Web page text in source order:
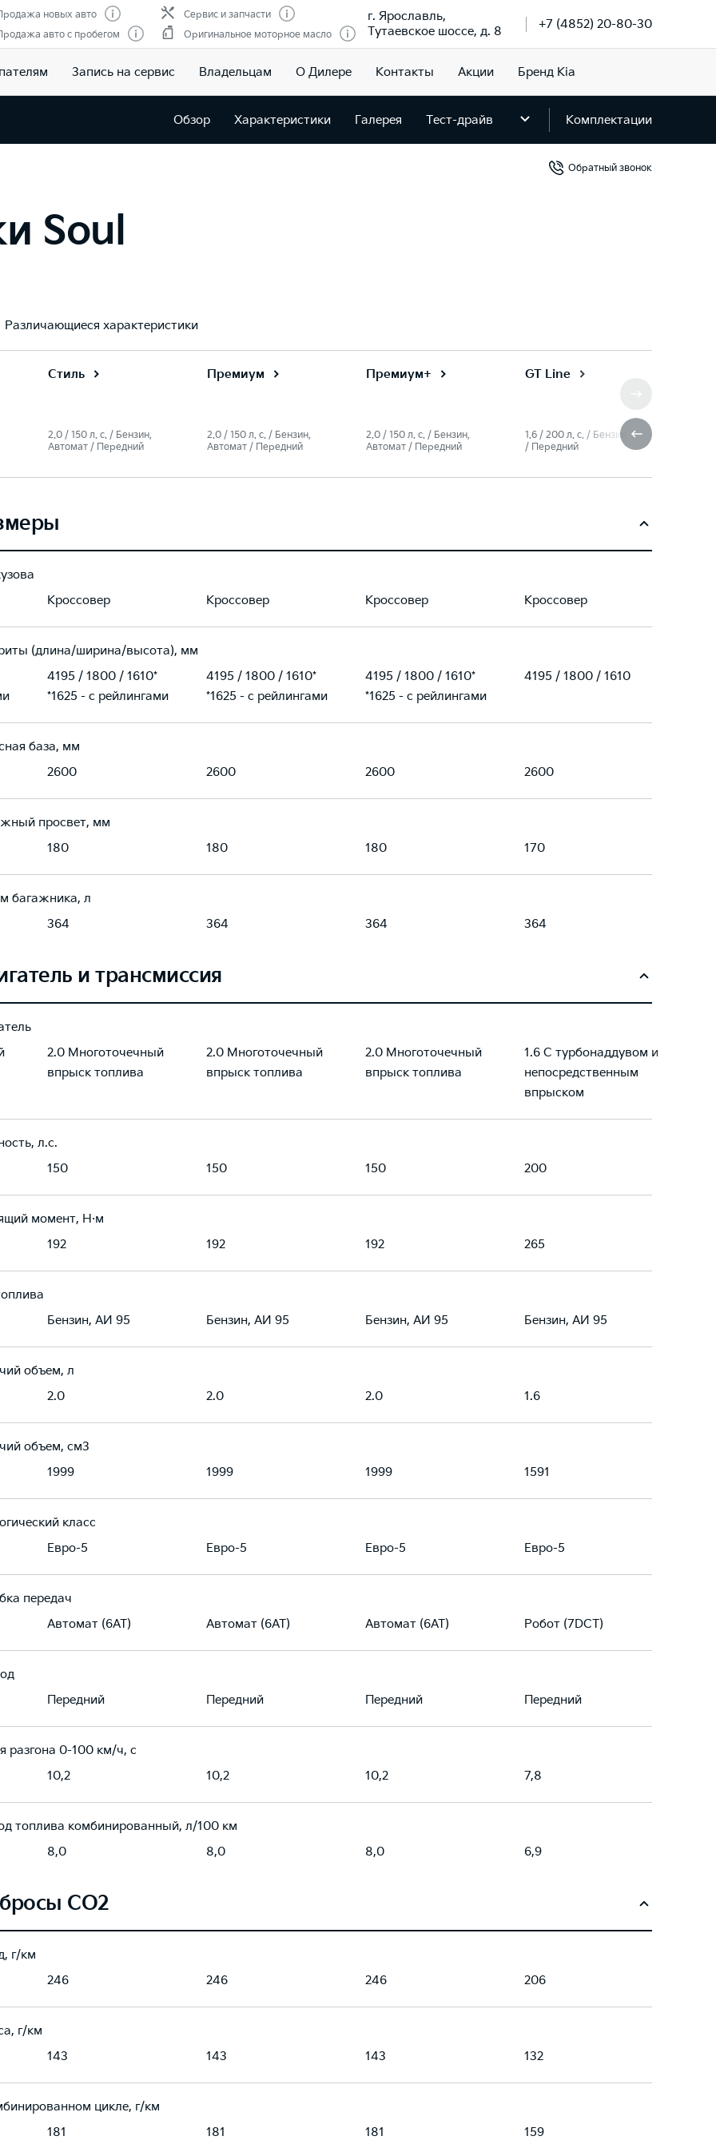
новых авто
авто с пробегом
Сервис и запчасти
Оригинальное моторное масло
г. Ярославль,
Тутаевское шоссе, д. 8
+7 (4852) 20-80-30
Запись на сервис Владельцам О Дилере Контакты Акции Бренд Kia
Обзор Характеристики Галерея Тест-драйв Комплектации
Обратный звонок
Soul
Различающиеся характеристики
Стиль
2.0 / 150 л. c. / Бензин,
Автомат / Передний
Премиум
2.0 / 150 л. c. / Бензин,
Автомат / Передний
Премиум+
2.0 / 150 л. c. / Бензин,
Автомат / Передний
GT Line
1.6 / 200 л. c. / Бензин, Робот
/ Передний
Кроссовер Кроссовер Кроссовер Кроссовер
(длина/ширина/высота), мм
4195 / 1800 / 1610*
*1625 - с рейлингами
4195 / 1800 / 1610*
*1625 - с рейлингами
4195 / 1800 / 1610*
*1625 - с рейлингами
4195 / 1800 / 1610
база, мм
2600 2600 2600 2600
просвет, мм
180 180 180 170
багажника, л
364 364 364 364
и трансмиссия
2.0 Многоточечный
впрыск топлива
2.0 Многоточечный
впрыск топлива
2.0 Многоточечный
впрыск топлива
1.6 С турбонаддувом и
непосредственным
впрыском
л.с.
150 150 150 200
момент, Н·м
192 192 192 265
Бензин, АИ 95 Бензин, АИ 95 Бензин, АИ 95 Бензин, АИ 95
объем, л
2.0 2.0 2.0 1.6
объем, см3
1999 1999 1999 1591
класс
Евро-5 Евро-5 Евро-5 Евро-5
передач
Автомат (6AT) Автомат (6AT) Автомат (6AT) Робот (7DCT)
Передний Передний Передний Передний
разгона 0-100 км/ч, с
10,2 10,2 10,2 7,8
топлива комбинированный, л/100 км
8,0 8,0 8,0 6,9
CO2
г/км
246 246 246 206
г/км
143 143 143 132
цикле, г/км
181 181 181 159